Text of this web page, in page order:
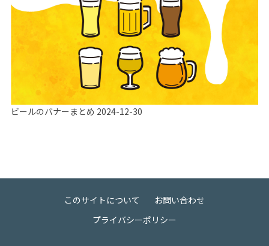
ビールのバナーまとめ 2024-12-30
このサイトについて
お問い合わせ
プライバシーポリシー